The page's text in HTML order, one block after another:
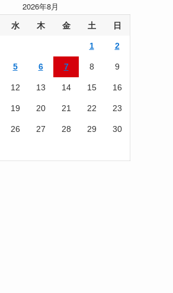
2026年8月
水 木 金 土 日
1 2
5 6 7 8 9
12 13 14 15 16
19 20 21 22 23
26 27 28 29 30